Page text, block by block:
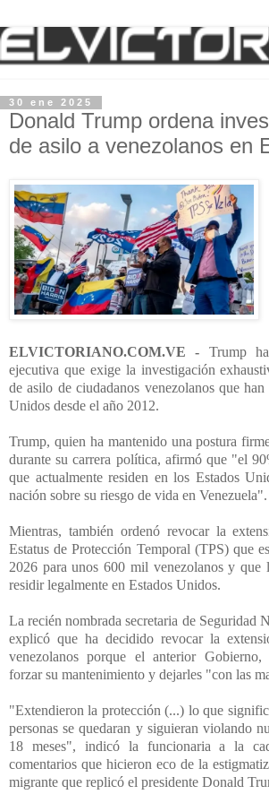
30 ene 2025
Donald Trump ordena
de asilo a venezolanos en
ELVICTORIANO.COM.VE - Trump
ejecutiva que exige la investigación
de asilo de ciudadanos venezolanos que
Unidos desde el año 2012.
Trump, quien ha mantenido una postura
durante su carrera política, afirmó que "el
que actualmente residen en los Estados
nación sobre su riesgo de vida en Venezuela".
Mientras, también ordenó revocar la
Estatus de Protección Temporal (TPS) que
2026 para unos 600 mil venezolanos y que
residir legalmente en Estados Unidos.
La recién nombrada secretaria de Seguridad
explicó que ha decidido revocar la
venezolanos porque el anterior
forzar su mantenimiento y dejarles "con las
"Extendieron la protección (...) lo que
personas se quedaran y siguieran violando
18 meses", indicó la funcionaria a la
comentarios que hicieron eco de la
migrante que replicó el presidente Donald